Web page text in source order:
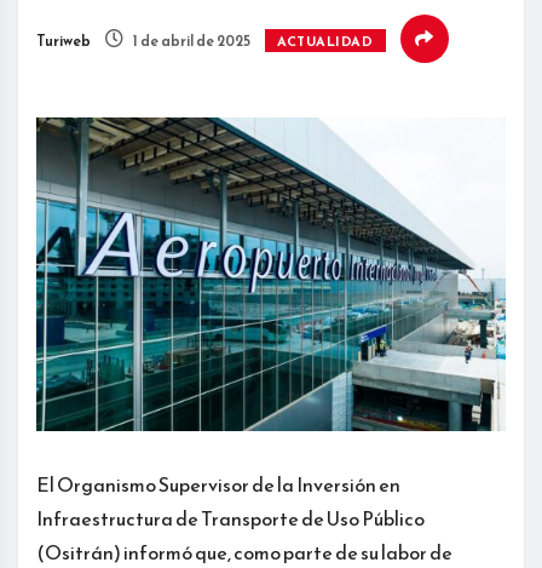
Turiweb 1 de abril de 2025 ACTUALIDAD
El Organismo Supervisor de la Inversión en
Infraestructura de Transporte de Uso Público
(Ositrán) informó que, como parte de su labor de